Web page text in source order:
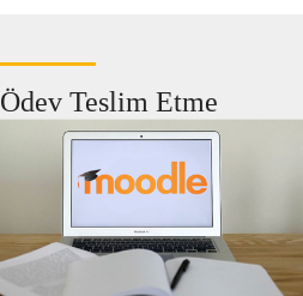
Ödev Teslim Etme